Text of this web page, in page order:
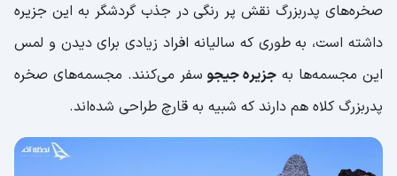
صخره‌های پدربزرگ نقش پر رنگی در جذب گردشگر به این جزیره
داشته است، به طوری که سالیانه افراد زیادی برای دیدن و لمس
این مجسمه‌ها به جزیره جیجو سفر می‌کنند. مجسمه‌های صخره
پدربزرگ کلاه هم دارند که شبیه به قارچ طراحی شده‌اند.